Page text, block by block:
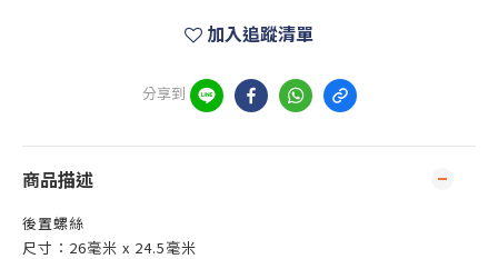
加入追蹤清單
分享到
商品描述
後置螺絲
尺寸：26毫米 x 24.5毫米